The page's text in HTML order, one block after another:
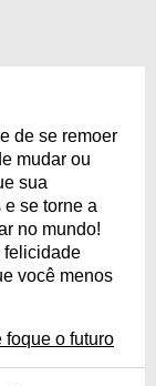
de se remoer
mudar ou
sua
se torne a
no mundo!
felicidade
você menos
foque o futuro